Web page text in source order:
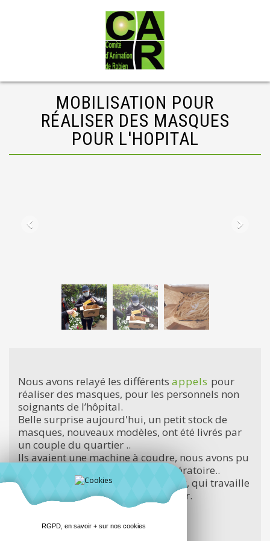
MOBILISATION POUR
RÉALISER DES MASQUES
POUR L'HOPITAL
Nous avons relayé les différents appels pour
réaliser des masques, pour les personnels non
soignants de l’hôpital.
Belle surprise aujourd'hui, un petit stock de
masques, nouveaux modèles, ont été livrés par
un couple du quartier ..
Ils avaient une machine à coudre, nous avons pu
leur fournir le tissu et le mode opératoire..
Les masques ont été livrés à Maggy, qui travaille
à l'hopital et habite dans le quartier.
Ensemble, on est plus fort..
Il y a toujours des besoins.
RGPD, en savoir + sur nos cookies